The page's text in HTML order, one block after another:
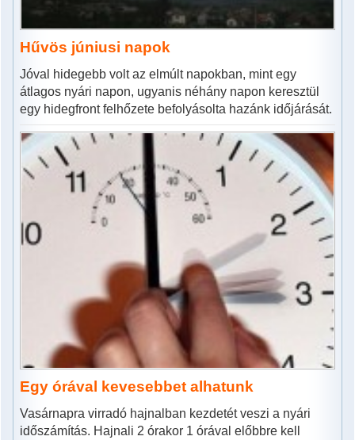
Hűvös júniusi napok
Jóval hidegebb volt az elmúlt napokban, mint egy
átlagos nyári napon, ugyanis néhány napon keresztül
egy hidegfront felhőzete befolyásolta hazánk időjárását.
Egy órával kevesebbet alhatunk
Vasárnapra virradó hajnalban kezdetét veszi a nyári
időszámítás. Hajnali 2 órakor 1 órával előbbre kell